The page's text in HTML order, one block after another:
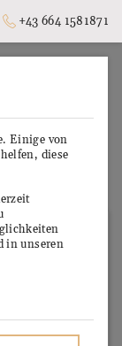
+43 664 1581871
Einige von
diese
in unseren